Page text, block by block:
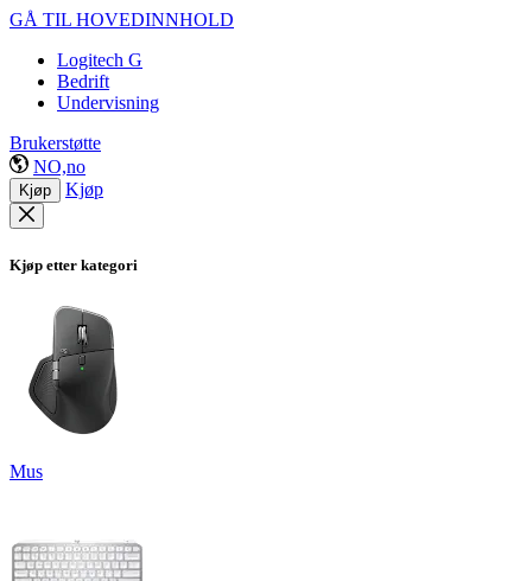
GÅ TIL HOVEDINNHOLD
Logitech G
Bedrift
Undervisning
Brukerstøtte
NO,no
Kjøp Kjøp
Kjøp etter kategori
Mus